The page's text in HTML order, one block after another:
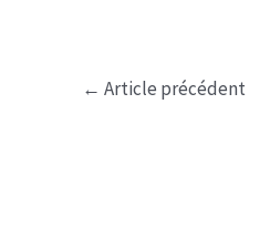
← Article précédent